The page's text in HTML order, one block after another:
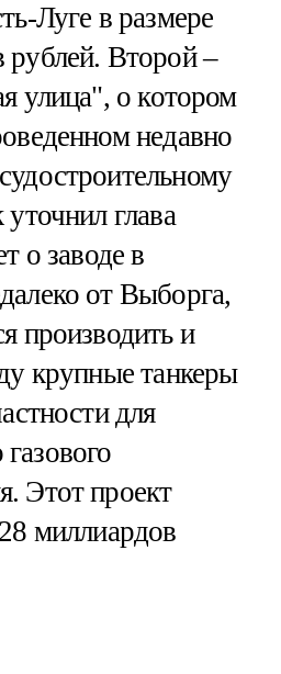
Луге в размере
рублей. Второй –
улица", о котором
недавно
глава
о заводе в
от Выборга,
производить и
крупные танкеры
для
Этот проект
миллиардов